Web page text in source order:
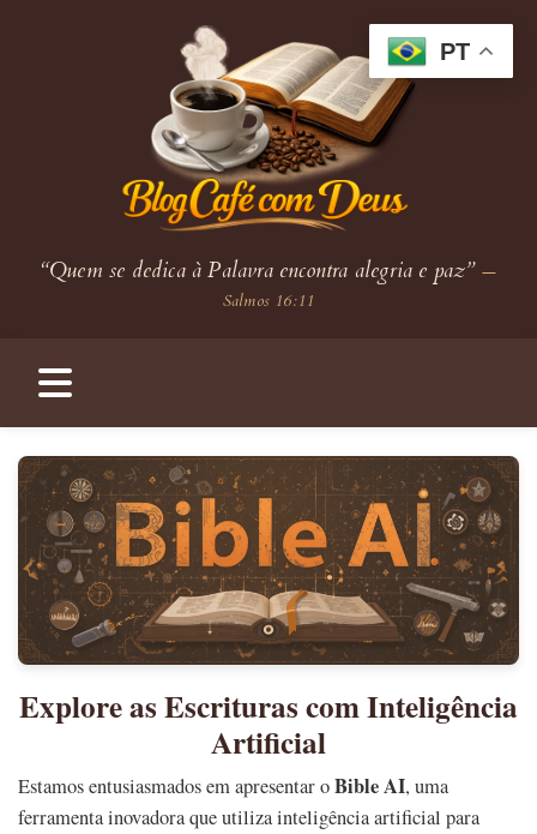
PT
“Quem se dedica à Palavra encontra alegria e paz” —
Salmos 16:11
Explore as Escrituras com Inteligência
Artificial
Estamos entusiasmados em apresentar oBible AI, uma
ferramenta inovadora que utiliza inteligência artificial para